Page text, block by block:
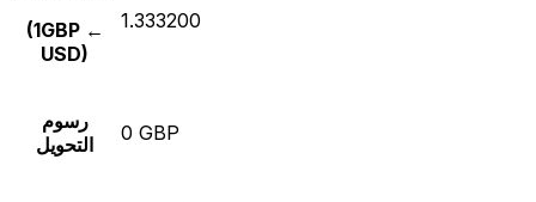
(1GBP ←
USD)
1.333200
رسوم
التحويل
0 GBP